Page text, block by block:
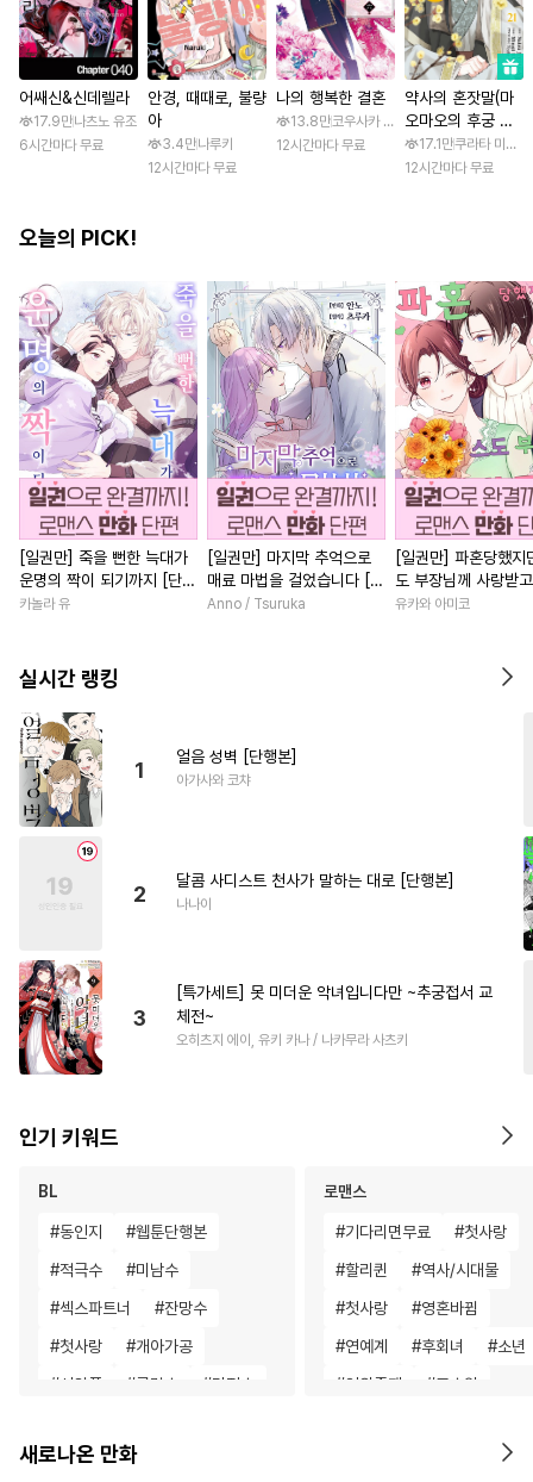
어쌔신&신데렐라
17.9만나츠노 유조
6시간마다 무료
안경, 때때로, 불량
아
3.4만나루키
12시간마다 무료
나의 행복한 결혼
13.8만코우사카 리토 / 아기토기 아쿠미
12시간마다 무료
약사의 혼잣말(마
오마오의 후궁 수
수께끼 풀이수첩)
17.1만쿠라타 미노
12시간마다 무료
오늘의 PICK!
[일권만] 죽을 뻔한 늑대가
운명의 짝이 되기까지 [단행
본]
카놀라 유
[일권만] 마지막 추억으로
매료 마법을 걸었습니다 [단
행본]
Anno / Tsuruka
[일권만] 파혼당했지
도 부장님께 사랑받
니다 [단행본]
유카와 아미코
실시간 랭킹
1
얼음 성벽 [단행본]
아가사와 코챠
2
달콤 사디스트 천사가 말하는 대로 [단행본]
나나이
3
[특가세트] 못 미더운 악녀입니다만 ~추궁접서 교
체전~
오히츠지 에이, 유키 카나 / 나카무라 사츠키
인기 키워드
BL
#동인지 #웹툰단행본
#적극수 #미남수
#섹스파트너 #잔망수
#첫사랑 #개아가공
# 서양풍 #굴림수 #단정수
#소설원작
로맨스
#기다리면무료 #첫사랑
#할리퀸 #역사/시대물
#첫사랑 #영혼바뀜
#연예계 #후회녀 #소년
#인외존재 #고수위
초능
새로나온 만화